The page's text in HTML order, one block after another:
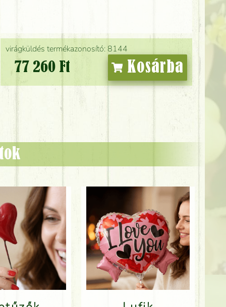
virágküldés termékazonosító: 8144
77 260 Ft Kosárba